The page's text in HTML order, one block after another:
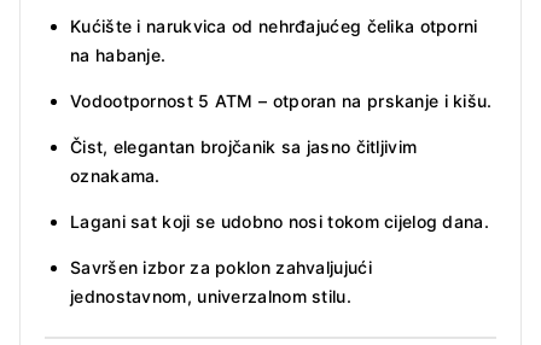
Kućište i narukvica od nehrđajućeg čelika otporni
na habanje.
Vodootpornost 5 ATM – otporan na prskanje i kišu.
Čist, elegantan brojčanik sa jasno čitljivim
oznakama.
Lagani sat koji se udobno nosi tokom cijelog dana.
Savršen izbor za poklon zahvaljujući
jednostavnom, univerzalnom stilu.